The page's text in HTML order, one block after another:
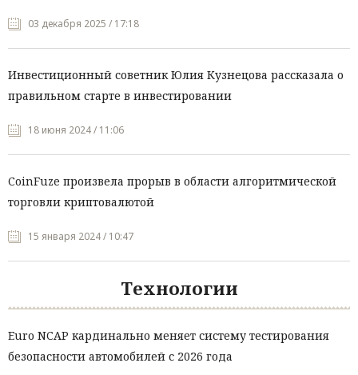
03 декабря 2025 / 17:18
Инвестиционный советник Юлия Кузнецова рассказала о
правильном старте в инвестировании
18 июня 2024 / 11:06
CoinFuze произвела прорыв в области алгоритмической
торговли криптовалютой
15 января 2024 / 10:47
Технологии
Euro NCAP кардинально меняет систему тестирования
безопасности автомобилей с 2026 года